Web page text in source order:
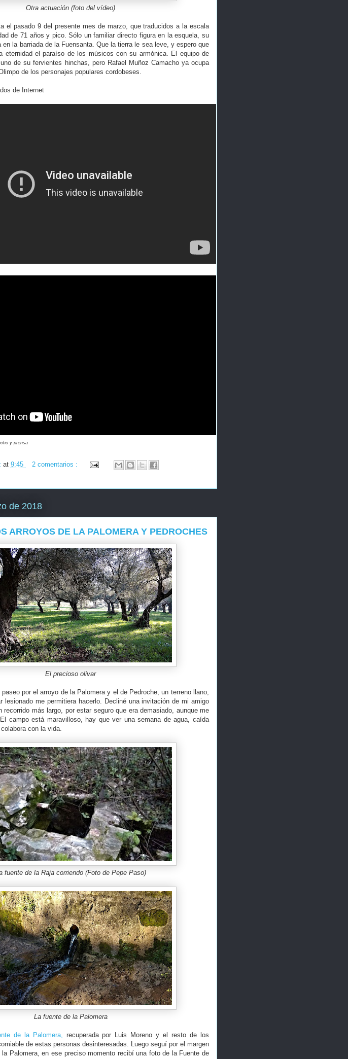
Otra actuación (foto del vídeo)
el pasado 9 del presente mes de marzo, que traducidos a la escala
de 71 años y pico. Sólo un familiar directo figura en la esquela, su
en la barriada de la Fuensanta. Que la tierra le sea leve, y espero que
eternidad el paraíso de los músicos con su armónica. El equipo de
de su fervientes hinchas, pero Rafael Muñoz Camacho ya ocupa
de los personajes populares cordobeses.
de Internet
y prensa
at 9:45
2 comentarios :
de 2018
ARROYOS DE LA PALOMERA Y PEDROCHES
El precioso olivar
por el arroyo de la Palomera y el de Pedroche, un terreno llano,
lesionado me permitiera hacerlo. Decliné una invitación de mi amigo
recorrido más largo, por estar seguro que era demasiado, aunque me
campo está maravilloso, hay que ver una semana de agua, caída
con la vida.
fuente de la Raja corriendo (Foto de Pepe Paso)
La fuente de la Palomera
de la Palomera, recuperada por Luis Moreno y el resto de los
de estas personas desinteresadas. Luego seguí por el margen
la Palomera, en ese preciso momento recibí una foto de la Fuente de